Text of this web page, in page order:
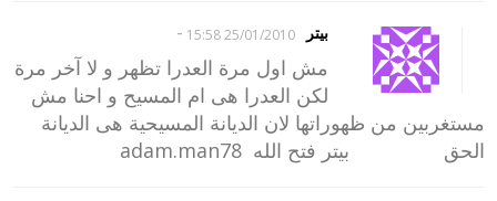
بيتر 25/01/2010 15:58
-
مش اول مرة العدرا تظهر و لا آخر مرة
لكن العدرا هى ام المسيح و احنا مش
مستغربين من ظهوراتها لان الديانة المسيحية هى الديانة
الحق بيتر فتح الله adam.man78